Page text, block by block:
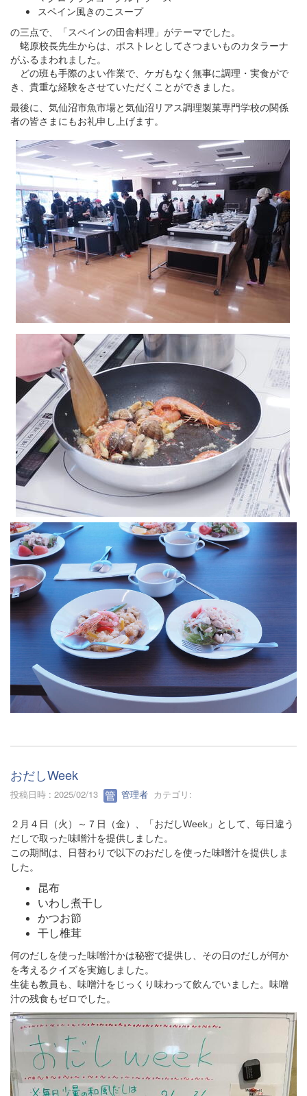
スペイン風きのこスープ
の三点で、「スペインの田舎料理」がテーマでした。
蛯原校長先生からは、ポストレとしてさつまいものカタラーナ
がふるまわれました。
どの班も手際のよい作業で、ケガもなく無事に調理・実食がで
き、貴重な経験をさせていただくことができました。
最後に、気仙沼市魚市場と気仙沼リアス調理製菓専門学校の関係
者の皆さまにもお礼申し上げます。
おだしWeek
投稿日時 : 2025/02/13 管理者 カテゴリ:
２月４日（火）～７日（金）、「おだしWeek」として、毎日違う
だしで取った味噌汁を提供しました。
この期間は、日替わりで以下のおだしを使った味噌汁を提供しま
した。
昆布
いわし煮干し
かつお節
干し椎茸
何のだしを使った味噌汁かは秘密で提供し、その日のだしが何か
を考えるクイズを実施しました。
生徒も教員も、味噌汁をじっくり味わって飲んでいました。味噌
汁の残食もゼロでした。